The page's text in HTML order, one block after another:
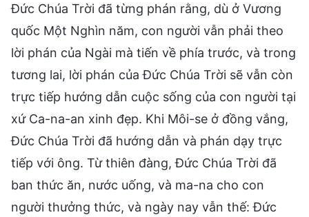
Đức Chúa Trời đã từng phán rằng, dù ở Vương
quốc Một Nghìn năm, con người vẫn phải theo
lời phán của Ngài mà tiến về phía trước, và trong
tương lai, lời phán của Đức Chúa Trời sẽ vẫn còn
trực tiếp hướng dẫn cuộc sống của con người tại
xứ Ca-na-an xinh đẹp. Khi Môi-se ở đồng vắng,
Đức Chúa Trời đã hướng dẫn và phán dạy trực
tiếp với ông. Từ thiên đàng, Đức Chúa Trời đã
ban thức ăn, nước uống, và ma-na cho con
người thưởng thức, và ngày nay vẫn thế: Đức